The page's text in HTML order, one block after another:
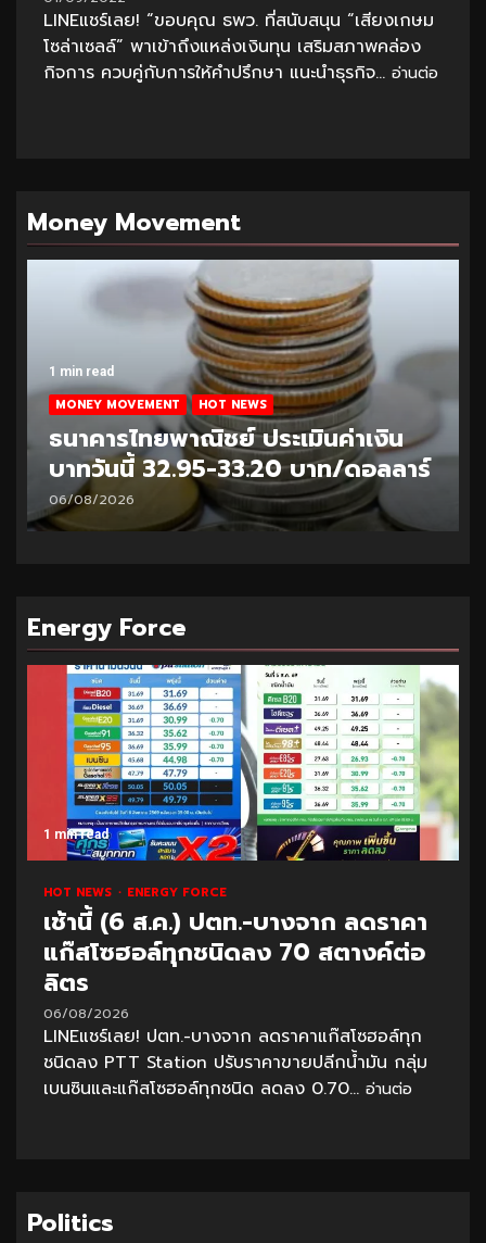
LINEแชร์เลย! “ขอบคุณ ธพว. ที่สนับสนุน “เสียงเกษม
โซล่าเซลล์” พาเข้าถึงแหล่งเงินทุน เสริมสภาพคล่อง
กิจการ ควบคู่กับการให้คำปรึกษา แนะนำธุรกิจ... อ่านต่อ
Money Movement
1 min read
MONEY MOVEMENT HOT NEWS
ธนาคารไทยพาณิชย์ ประเมินค่าเงิน
บาทวันนี้ 32.95-33.20 บาท/ดอลลาร์
06/08/2026
Energy Force
1 min read
HOT NEWS ENERGY FORCE
เช้านี้ (6 ส.ค.) ปตท.-บางจาก ลดราคา
แก๊สโซฮอล์ทุกชนิดลง 70 สตางค์ต่อ
ลิตร
06/08/2026
LINEแชร์เลย! ปตท.-บางจาก ลดราคาแก๊สโซฮอล์ทุก
ชนิดลง PTT Station ปรับราคาขายปลีกน้ำมัน กลุ่ม
เบนซินและแก๊สโซฮอล์ทุกชนิด ลดลง 0.70... อ่านต่อ
Politics